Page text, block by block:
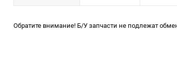
Обратите внимание! Б/У запчасти не подлежат